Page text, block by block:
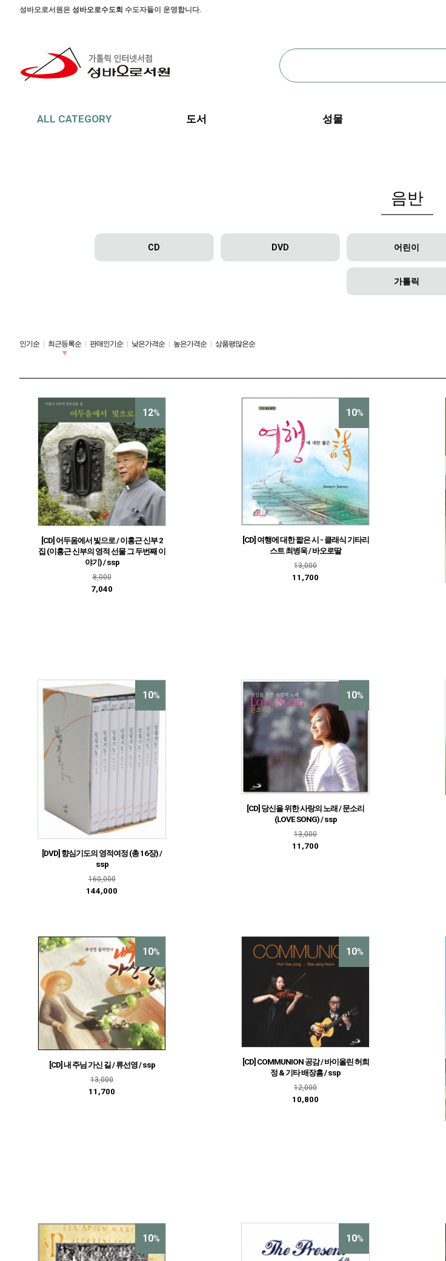
본문 바로가기
주메뉴 바로가기
사이드메뉴 바로가기
성바오로서원은 성바오로수도회 수도자들이 운영합니다.
ALL CATEGORY 도서 성물
음반
CD DVD 어린이
가톨릭
인기순 최근등록순 판매인기순 낮은가격순 높은가격순 상품평많은순
12%
[CD] 어두움에서 빛으로 / 이홍근 신부 2
집 (이홍근 신부의 영적 선물 그 두번째 이
야기) / ssp
8,000
7,040
10%
[CD] 여행에 대한 짧은 시 - 클래식 기타리
스트 최병욱 / 바오로딸
13,000
11,700
10%
[DVD] 향심기도의 영적여정 (총 16장) /
ssp
160,000
144,000
10%
[CD] 당신을 위한 사랑의 노래 / 문소리
(LOVE SONG) / ssp
13,000
11,700
10%
[CD] 내 주님 가신 길 / 류선영 / ssp
13,000
11,700
10%
[CD] COMMUNION 공감 / 바이올린 허희
정 & 기타 배장흠 / ssp
12,000
10,800
10% 10%